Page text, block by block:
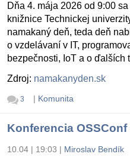
Dňa 4. mája 2026 od 9:00
knižnice Technickej
namakaný deň, teda deň
o vzdelávaní v IT,
bezpečnosti, IoT a o ďalších
Zdroj: namakanyden.sk
3 | Komunita
Konferencia OSSConf
10.04 | 19:03 | Miroslav Bendík